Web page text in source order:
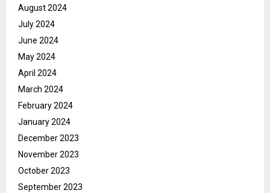
August 2024
July 2024
June 2024
May 2024
April 2024
March 2024
February 2024
January 2024
December 2023
November 2023
October 2023
September 2023